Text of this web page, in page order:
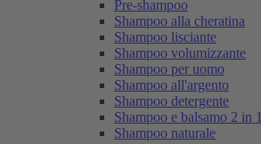
Pre-shampoo
Shampoo alla cheratina
Shampoo lisciante
Shampoo volumizzante
Shampoo per uomo
Shampoo all'argento
Shampoo detergente
Shampoo e balsamo 2 in 1
Shampoo naturale